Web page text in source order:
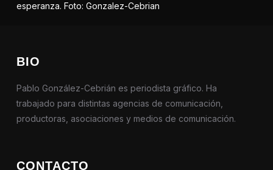
esperanza. Foto: Gonzalez-Cebrian
BIO
Pablo González-Cebrián es periodista gráfico. Ha
trabajado para distintas agencias de comunicación,
productoras, asociaciones y medios de comunicación.
CONTACTO